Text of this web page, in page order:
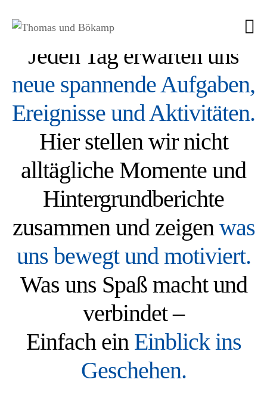
Jeden Tag erwarten uns
neue spannende Aufgaben,
Ereignisse und Aktivitäten.
Hier stellen wir nicht
alltägliche Momente und
Hintergrundberichte
zusammen und zeigenwas
uns bewegt und motiviert.
Was uns Spaß macht und
verbindet –
Einfach einEinblick ins
Geschehen.